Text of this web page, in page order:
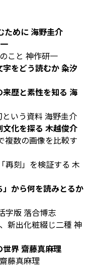
ために 海野圭介
こと 神作研一
をどう読むか 粂汐
歴と素性を知る 海
いう資料 海野圭介
化を探る 木越俊介
複数の画像を比較す
再刻」を検証する 木
から何を読みとるか
字版 落合博志
新出化粧綴じ二種 神
界 齋藤真麻理
藤真麻理